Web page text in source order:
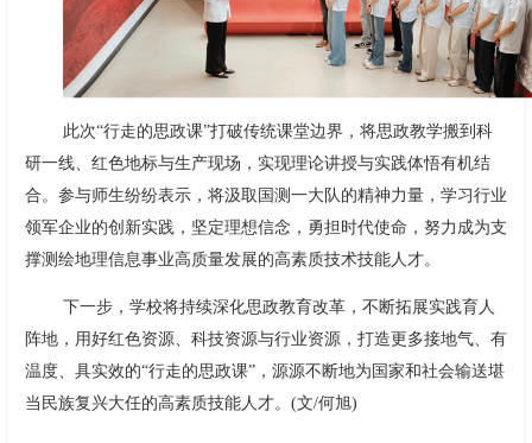
此次“行走的思政课”打破传统课堂边界，将思政教学搬到科
研一线、红色地标与生产现场，实现理论讲授与实践体悟有机结
合。参与师生纷纷表示，将汲取国测一大队的精神力量，学习行业
领军企业的创新实践，坚定理想信念，勇担时代使命，努力成为支
撑测绘地理信息事业高质量发展的高素质技术技能人才。
下一步，学校将持续深化思政教育改革，不断拓展实践育人
阵地，用好红色资源、科技资源与行业资源，打造更多接地气、有
温度、具实效的“行走的思政课”，源源不断地为国家和社会输送堪
当民族复兴大任的高素质技能人才。(文/何旭)